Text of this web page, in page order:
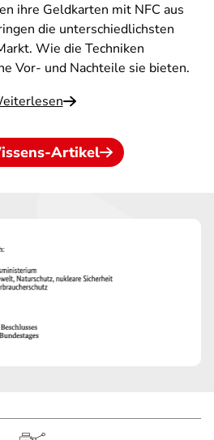
ihre Geldkarten mit NFC aus
die unterschiedlichsten
Wie die Techniken
Vor- und Nachteile sie bieten.
Artikel